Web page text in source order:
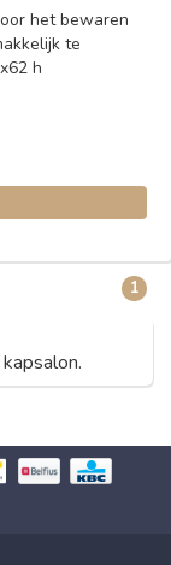
het bewaren
te
h
1